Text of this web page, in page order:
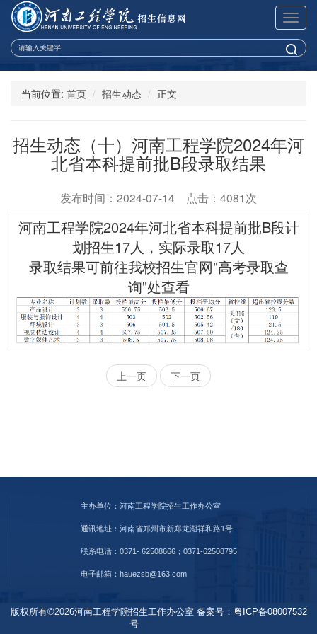
展
开
导
当前位置: 首页 招生动态 正文
招生动态（十）河南工程学院2024年河
北省本科提前批B段录取结果
发布时间：2024-07-14 点击：4081次
河南工程学院2024年河北省本科提前批B段计
划招生17人，实际录取17人
录取结果可前往我校招生官网"高考录取查
询"处查看
上一页 下一页
主办单位：河南工程学院招生工作办公室
通讯地址：河南省郑州市新郑龙湖祥和路1号
联系电话：0371- 62508666；0371-62508795
电子邮箱：hauezsb@163.com
版权所有©2026河南工程学院招生工作办公室 备案号：粤ICP备08007532
号